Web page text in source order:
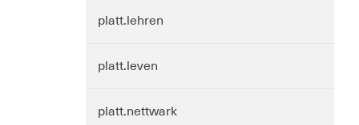
platt.lehren
platt.leven
platt.nettwark